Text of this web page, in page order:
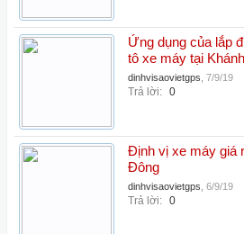
Ứng dụng của lắp
tô xe máy tại
dinhvisaovietgps 7/9/19
Trả lời: 0
Định vị xe máy giá
Đông
dinhvisaovietgps 6/9/19
Trả lời: 0